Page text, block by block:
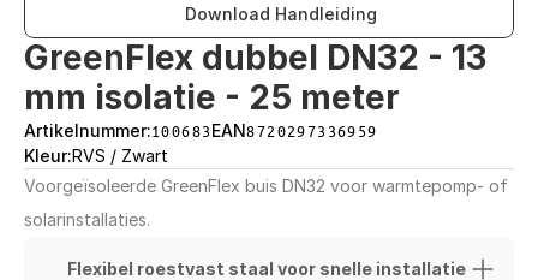
Download Handleiding
GreenFlex dubbel DN32 - 13
mm isolatie - 25 meter
Artikelnummer:100683EAN8720297336959
Kleur:RVS / Zwart
Voorgeïsoleerde GreenFlex buis DN32 voor warmtepomp- of
solarinstallaties.
Flexibel roestvast staal voor snelle installatie